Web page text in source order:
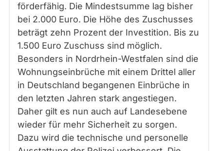
förderfähig. Die Mindestsumme lag bisher
bei 2.000 Euro. Die Höhe des Zuschusses
beträgt zehn Prozent der Investition. Bis zu
1.500 Euro Zuschuss sind möglich.
Besonders in Nordrhein-Westfalen sind die
Wohnungseinbrüche mit einem Drittel aller
in Deutschland begangenen Einbrüche in
den letzten Jahren stark angestiegen.
Daher gilt es nun auch auf Landesebene
wieder für mehr Sicherheit zu sorgen.
Dazu wird die technische und personelle